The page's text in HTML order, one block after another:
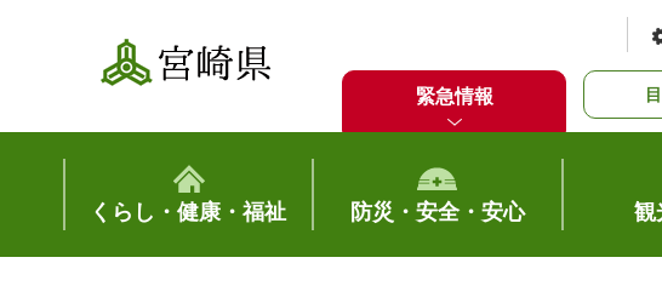
宮崎県
緊急情報
くらし・健康・福祉 防災・安全・安心 観